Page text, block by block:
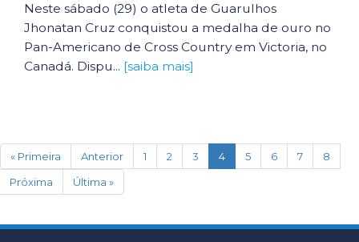
Neste sábado (29) o atleta de Guarulhos
Jhonatan Cruz conquistou a medalha de ouro no
Pan-Americano de Cross Country em Victoria, no
Canadá. Dispu... [saiba mais]
« Primeira Anterior 1 2 3 4(current)
5 6 7
8
Próxima
Última »